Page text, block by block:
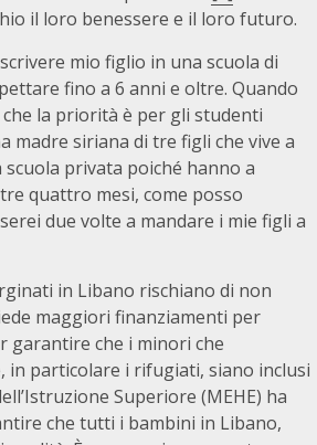
il loro benessere e il loro futuro.
mio figlio in una scuola di
fino a 6 anni e oltre. Quando
la priorità è per gli studenti
madre siriana di tre figli che vive a
privata poiché hanno a
quattro mesi, come posso
due volte a mandare i mie figli a
in Libano rischiano di non
maggiori finanziamenti per
garantire che i minori che
particolare i rifugiati, siano inclusi
Superiore (MEHE) ha
che tutti i bambini in Libano,